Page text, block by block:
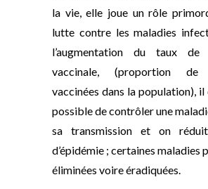
la vie, elle joue un rôle
lutte contre les maladies
l’augmentation du taux de
vaccinale, (proportion de
vaccinées dans la population),
possible de contrôler une
sa transmission et on
d’épidémie ; certaines maladies
éliminées voire éradiquées.